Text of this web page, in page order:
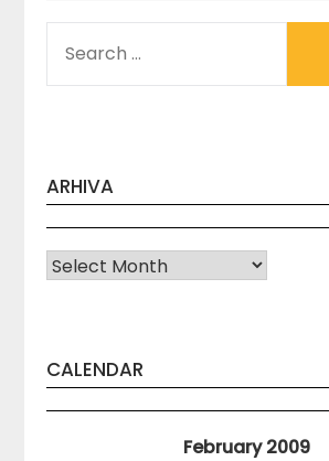
FOR:
ARHIVA
Arhiva
CALENDAR
February 2009